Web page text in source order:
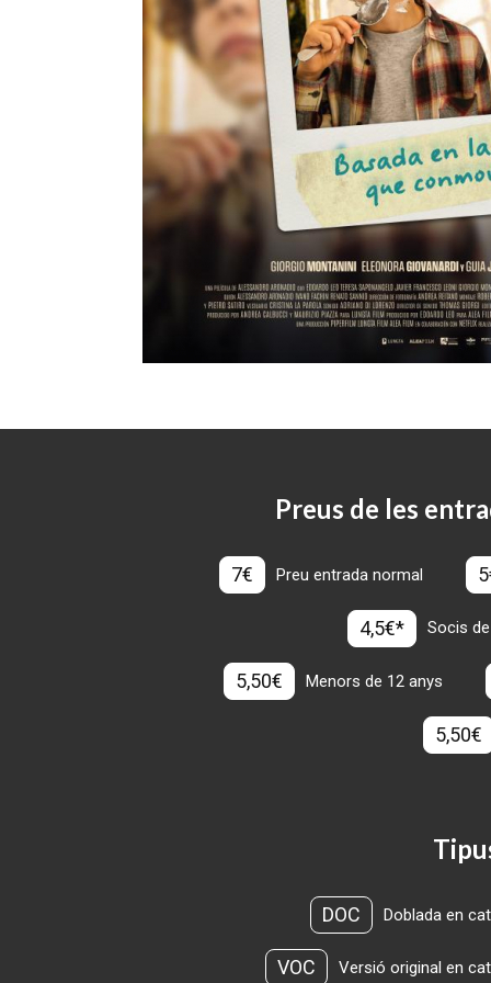
Preus de les
7€ Preu entrada normal
4,5€* Socis
5,50€ Menors de 12 anys
5,50€
DOC Doblada en
VOC Versió original en